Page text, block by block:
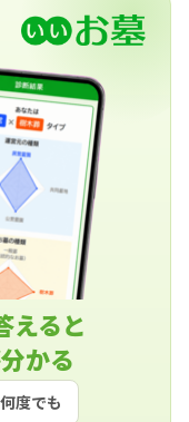
えると
かる
何度でも